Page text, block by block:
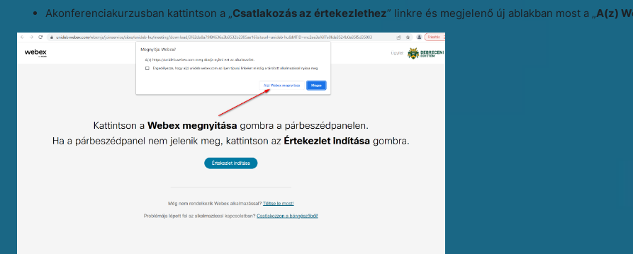
Akonferenciakurzusban kattintson a „Csatlakozás az értekezlethez” linkre és megjelenő új ablakban most a „A(z)